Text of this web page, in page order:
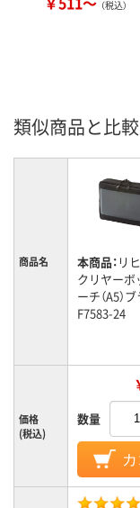
（税込）
類似商品と比較
商品名 本商品： リ
クリヤーボ
ーチ（A5）
F7583-24
価格
(税込)
数量